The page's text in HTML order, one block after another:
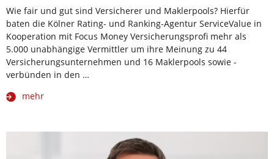
Wie fair und gut sind Versicherer und Maklerpools? Hierfür
baten die Kölner Rating- und Ranking-Agentur ServiceValue in
Kooperation mit Focus Money Versicherungsprofi mehr als
5.000 unabhängige Vermittler um ihre Meinung zu 44
Versicherungsunternehmen und 16 Maklerpools sowie -
verbünden in den …
mehr